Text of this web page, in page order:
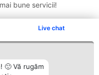
Live chat
🙂 Vă rugăm
bune servicii!